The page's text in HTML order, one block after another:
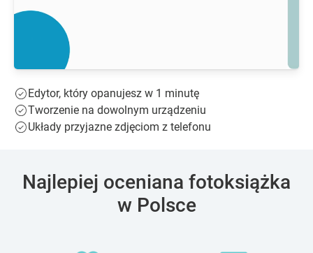
Edytor, który opanujesz w 1 minutę
Tworzenie na dowolnym urządzeniu
Układy przyjazne zdjęciom z telefonu
Najlepiej oceniana fotoksiążka
w Polsce